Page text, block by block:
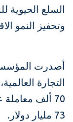
السلع الحيوية
وتحفيز النمو
أصدرت
التجارة
70 ألف
73 مليار دولار.